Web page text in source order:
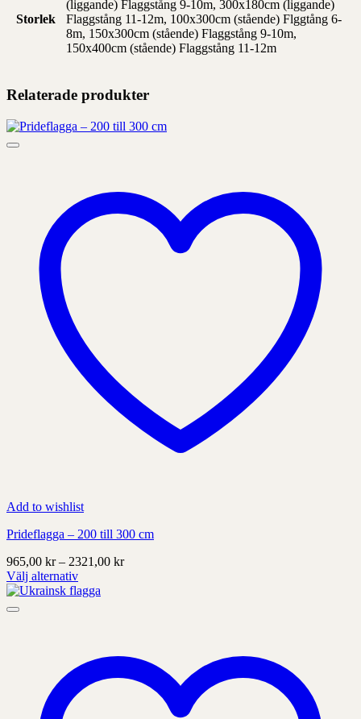
Storlek
(liggande) Flaggstång 9-10m, 300x180cm (liggande)
Flaggstång 11-12m, 100x300cm (stående) Flggtång 6-
8m, 150x300cm (stående) Flaggstång 9-10m,
150x400cm (stående) Flaggstång 11-12m
Relaterade produkter
Add to wishlist
Prideflagga – 200 till 300 cm
965,00 kr – 2321,00 krPrisintervall:
Välj alternativ
Denna
produkt
produktens